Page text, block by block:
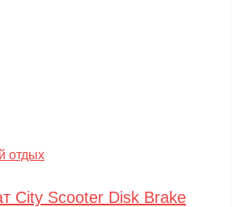
отдых
City Scooter Disk Brake